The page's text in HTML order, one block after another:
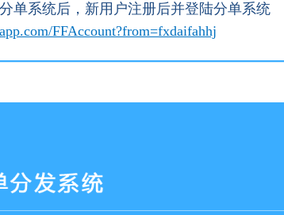
单系统后，新用户注册后并登陆分单系统
FFAccount?from=fxdaifahhj